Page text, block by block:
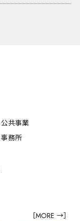
公共事業
務所
［MORE →］